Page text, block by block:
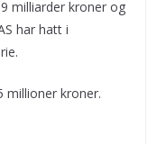
milliarder kroner og
har hatt i
millioner kroner.